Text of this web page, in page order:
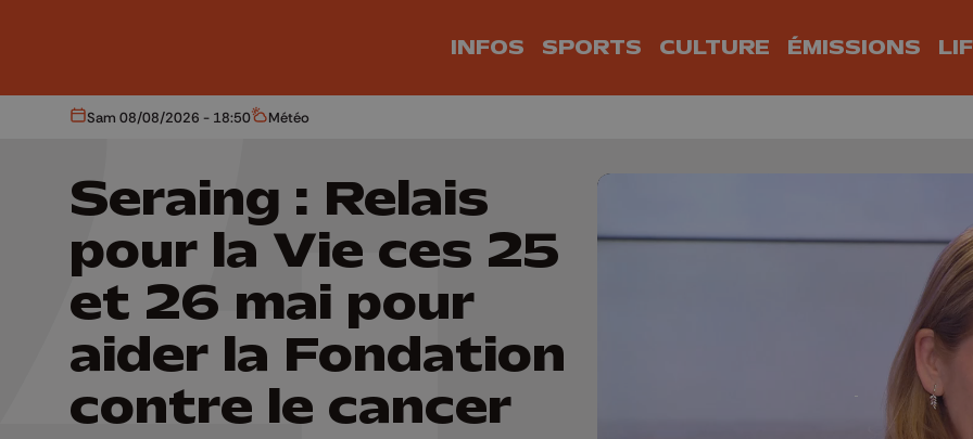
INFOS SPORTS CULTURE ÉMISSIONS
Aujourd'hui
Sam 08/08/2026 - 18:50 Météo
Météo
Seraing : Relais
pour la Vie ces 25
et 26 mai pour
aider la Fondation
contre le cancer